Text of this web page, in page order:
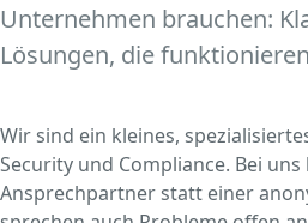
Unternehmen brauchen:
Lösungen, die
Wir sind ein kleines,
Security und Compliance. Bei
Ansprechpartner statt einer